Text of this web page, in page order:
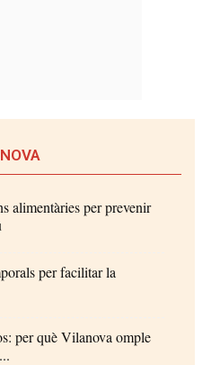
alimentàries per prevenir
per facilitar la
per què Vilanova omple